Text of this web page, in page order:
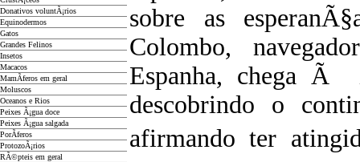
Donativos voluntÃ¡rios
Equinodermos
Gatos
Grandes Felinos
Insetos
Macacos
MamÃ­feros em geral
Moluscos
Oceanos e Rios
Peixes Ã¡gua doce
Peixes Ã¡gua salgada
PorÃ­feros
ProtozoÃ¡rios
RÃ©pteis em geral
sobre as
Colombo,
Espanha, chega Ã
descobrindo o
afirmando ter